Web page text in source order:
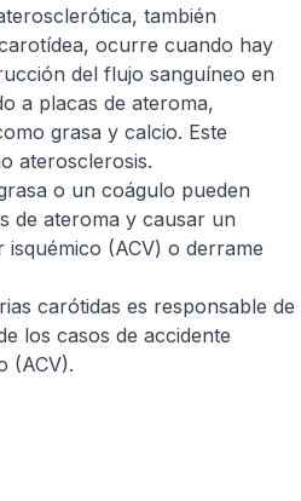
también
ocurre cuando hay
del flujo sanguíneo en
a placas de ateroma,
grasa y calcio. Este
aterosclerosis.
o un coágulo pueden
de ateroma y causar un
(ACV) o derrame
carótidas es responsable de
los casos de accidente
(ACV).